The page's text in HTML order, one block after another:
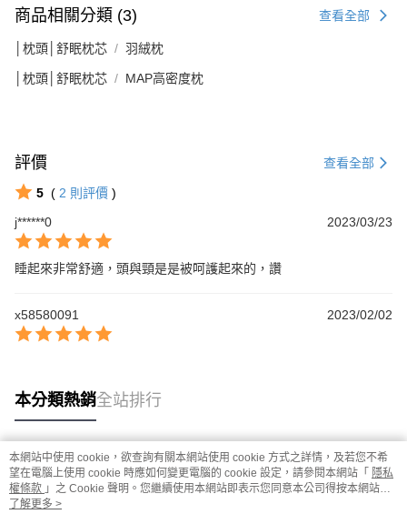
商品相關分類 (3) 查看全部
│枕頭│舒眠枕芯 羽絨枕
│枕頭│舒眠枕芯 MAP高密度枕
評價 查看全部
5 ( 2 則評價 )
j******0
2023/03/23
睡起來非常舒適，頭與頸是是被呵護起來的，讚
x58580091 2023/02/02
本分類熱銷全站排行
熱門標籤
本網站中使用 cookie，欲查詢有關本網站使用 cookie 方式之詳情，及若您不希
望在電腦上使用 cookie 時應如何變更電腦的 cookie 設定，請參閱本網站「 隱私
權條款 」之 Cookie 聲明。您繼續使用本網站即表示您同意本公司得按本網站使
用條款之 Cookie 聲明使用 cookie。
了解更多 >